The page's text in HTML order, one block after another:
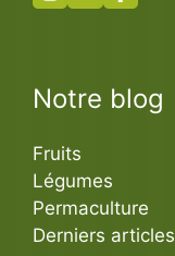
Notre blog
Fruits
Légumes
Permaculture
Derniers articles